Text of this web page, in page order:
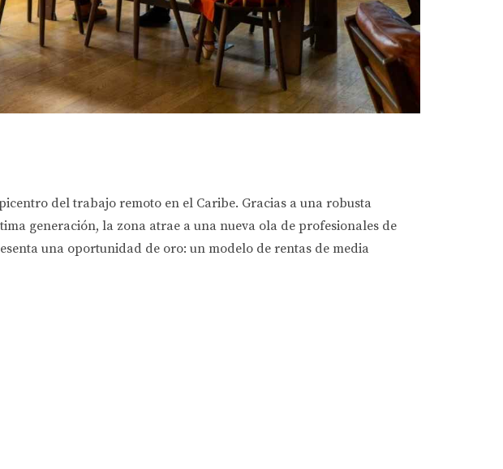
del trabajo remoto en el Caribe. Gracias a una robusta
generación, la zona atrae a una nueva ola de profesionales de
una oportunidad de oro: un modelo de rentas de media